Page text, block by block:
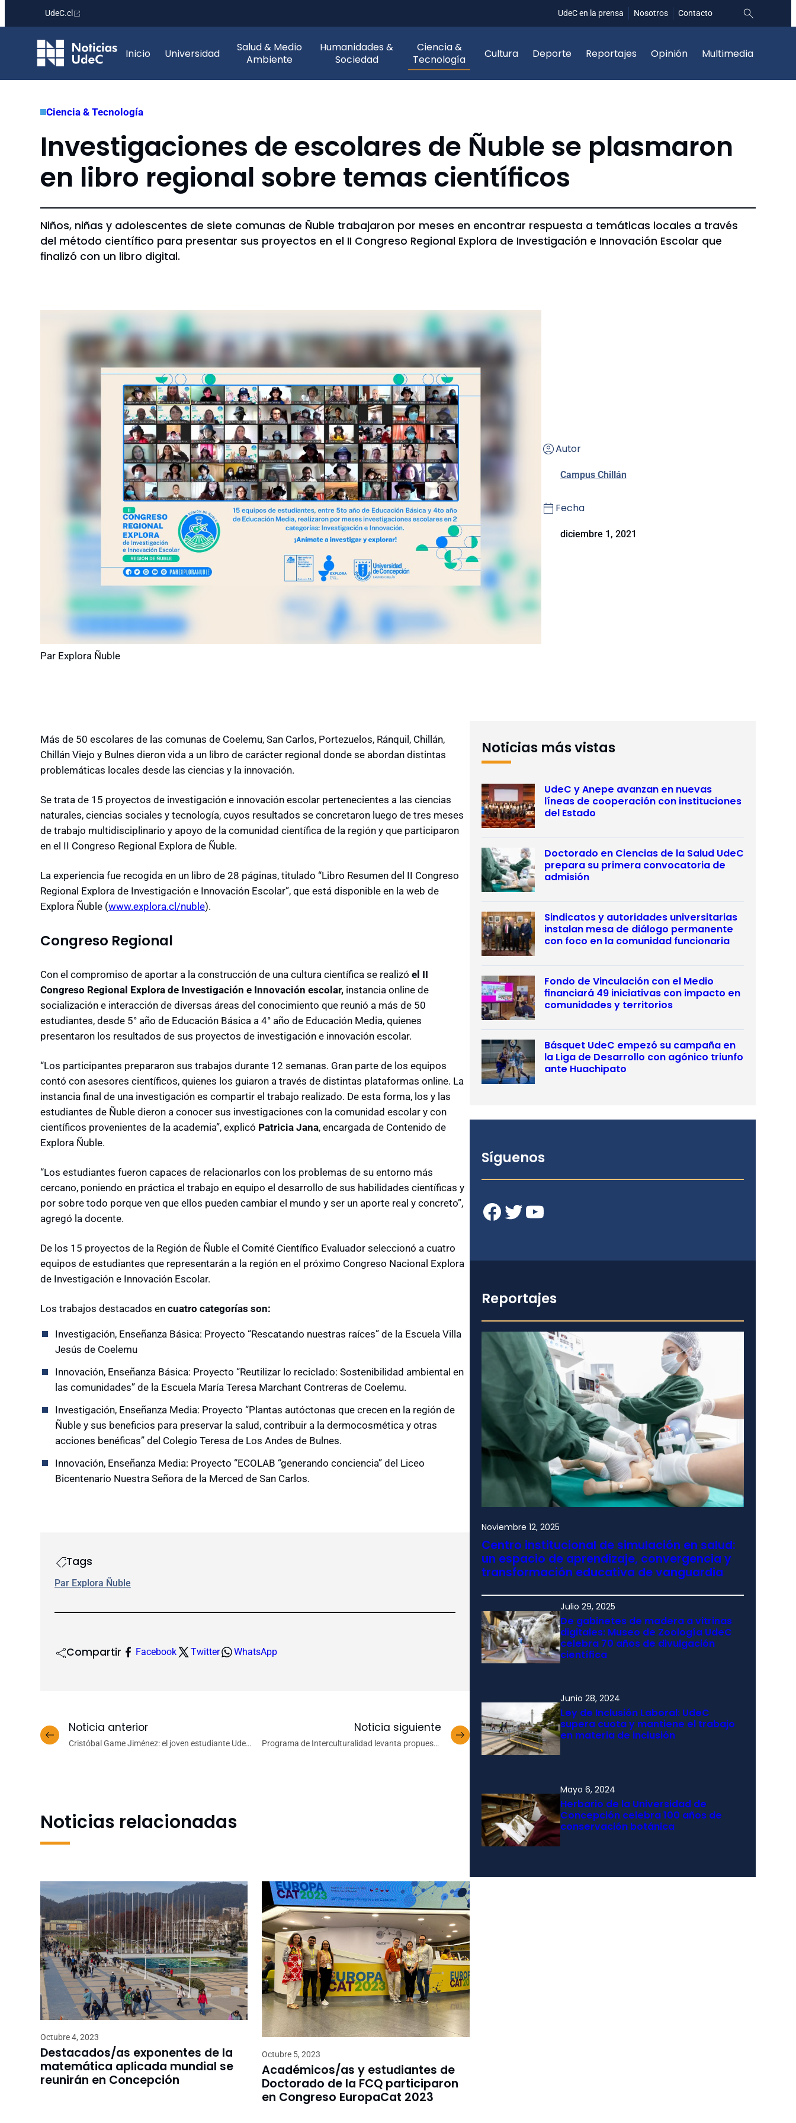
contenido
UdeC.cl UdeC en la prensa Nosotros Contacto
Inicio Universidad
Salud & Medio
Ambiente
Humanidades &
Sociedad
Ciencia &
Tecnología
Cultura Deporte Reportajes Opinión Multimedia
Ciencia & Tecnología
Investigaciones de escolares de Ñuble se plasmaron
en libro regional sobre temas científicos
Niños, niñas y adolescentes de siete comunas de Ñuble trabajaron por meses en encontrar respuesta a temáticas locales a través
del método científico para presentar sus proyectos en el II Congreso Regional Explora de Investigación e Innovación Escolar que
finalizó con un libro digital.
Par Explora Ñuble
Autor
Campus Chillán
Fecha
diciembre 1, 2021
Más de 50 escolares de las comunas de Coelemu, San Carlos, Portezuelos, Ránquil, Chillán,
Chillán Viejo y Bulnes dieron vida a un libro de carácter regional donde se abordan distintas
problemáticas locales desde las ciencias y la innovación.
Se trata de 15 proyectos de investigación e innovación escolar pertenecientes a las ciencias
naturales, ciencias sociales y tecnología, cuyos resultados se concretaron luego de tres meses
de trabajo multidisciplinario y apoyo de la comunidad científica de la región y que participaron
en el II Congreso Regional Explora de Ñuble.
La experiencia fue recogida en un libro de 28 páginas, titulado “Libro Resumen del II Congreso
Regional Explora de Investigación e Innovación Escolar”, que está disponible en la web de
Explora Ñuble (www.explora.cl/nuble).
Congreso Regional
Con el compromiso de aportar a la construcción de una cultura científica se realizó el II
Congreso Regional Explora de Investigación e Innovación escolar, instancia online de
socialización e interacción de diversas áreas del conocimiento que reunió a más de 50
estudiantes, desde 5° año de Educación Básica a 4° año de Educación Media, quienes
presentaron los resultados de sus proyectos de investigación e innovación escolar.
“Los participantes prepararon sus trabajos durante 12 semanas. Gran parte de los equipos
contó con asesores científicos, quienes los guiaron a través de distintas plataformas online. La
instancia final de una investigación es compartir el trabajo realizado. De esta forma, los y las
estudiantes de Ñuble dieron a conocer sus investigaciones con la comunidad escolar y con
científicos provenientes de la academia”, explicó Patricia Jana, encargada de Contenido de
Explora Ñuble.
“Los estudiantes fueron capaces de relacionarlos con los problemas de su entorno más
cercano, poniendo en práctica el trabajo en equipo el desarrollo de sus habilidades científicas y
por sobre todo porque ven que ellos pueden cambiar el mundo y ser un aporte real y concreto”,
agregó la docente.
De los 15 proyectos de la Región de Ñuble el Comité Científico Evaluador seleccionó a cuatro
equipos de estudiantes que representarán a la región en el próximo Congreso Nacional Explora
de Investigación e Innovación Escolar.
Los trabajos destacados en cuatro categorías son:
Investigación, Enseñanza Básica: Proyecto “Rescatando nuestras raíces” de la Escuela Villa
Jesús de Coelemu
Innovación, Enseñanza Básica: Proyecto “Reutilizar lo reciclado: Sostenibilidad ambiental en
las comunidades” de la Escuela María Teresa Marchant Contreras de Coelemu.
Investigación, Enseñanza Media: Proyecto “Plantas autóctonas que crecen en la región de
Ñuble y sus beneficios para preservar la salud, contribuir a la dermocosmética y otras
acciones benéficas” del Colegio Teresa de Los Andes de Bulnes.
Innovación, Enseñanza Media: Proyecto “ECOLAB “generando conciencia” del Liceo
Bicentenario Nuestra Señora de la Merced de San Carlos.
Tags
Par Explora Ñuble
Compartir Facebook Twitter WhatsApp
Noticia anterior
Cristóbal Game Jiménez: el joven estudiante UdeC
Noticia siguiente
Programa de Interculturalidad levanta propuesta
Noticias relacionadas
Octubre 4, 2023
Destacados/as exponentes de la
matemática aplicada mundial se
reunirán en Concepción
Octubre 5, 2023
Académicos/as y estudiantes de
Doctorado de la FCQ participaron
en Congreso EuropaCat 2023
Noticias más vistas
UdeC y Anepe avanzan en nuevas
líneas de cooperación con instituciones
del Estado
Doctorado en Ciencias de la Salud UdeC
prepara su primera convocatoria de
admisión
Sindicatos y autoridades universitarias
instalan mesa de diálogo permanente
con foco en la comunidad funcionaria
Fondo de Vinculación con el Medio
financiará 49 iniciativas con impacto en
comunidades y territorios
Básquet UdeC empezó su campaña en
la Liga de Desarrollo con agónico triunfo
ante Huachipato
Síguenos
Facebook Twitter YouTube
Reportajes
Noviembre 12, 2025
Centro institucional de simulación en salud:
un espacio de aprendizaje, convergencia y
transformación educativa de vanguardia
Julio 29, 2025
De gabinetes de madera a vitrinas
digitales: Museo de Zoología UdeC
celebra 70 años de divulgación
científica
Junio 28, 2024
Ley de Inclusión Laboral: UdeC
supera cuota y mantiene el trabajo
en materia de inclusión
Mayo 6, 2024
Herbario de la Universidad de
Concepción celebra 100 años de
conservación botánica